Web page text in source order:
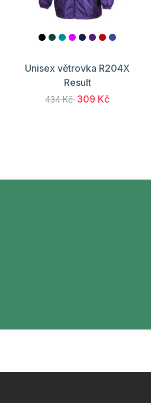
Unisex větrovka R204X
Result
434 Kč 309 Kč